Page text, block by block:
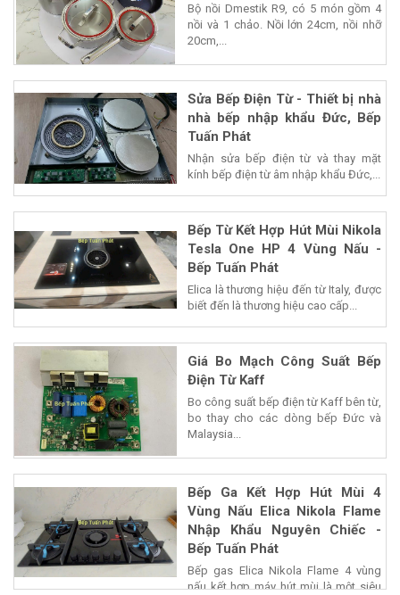
Bộ nồi Dmestik R9, có 5 món gồm 4
nồi và 1 chảo. Nồi lớn 24cm, nồi nhỡ
20cm,...
Sửa Bếp Điện Từ - Thiết bị nhà
nhà bếp nhập khẩu Đức, Bếp
Tuấn Phát
Nhận sửa bếp điện từ và thay mặt
kính bếp điện từ âm nhập khẩu Đức,...
Bếp Từ Kết Hợp Hút Mùi Nikola
Tesla One HP 4 Vùng Nấu -
Bếp Tuấn Phát
Elica là thương hiệu đến từ Italy, được
biết đến là thương hiệu cao cấp...
Giá Bo Mạch Công Suất Bếp
Điện Từ Kaff
Bo công suất bếp điện từ Kaff bên từ,
bo thay cho các dòng bếp Đức và
Malaysia...
Bếp Ga Kết Hợp Hút Mùi 4
Vùng Nấu Elica Nikola Flame
Nhập Khẩu Nguyên Chiếc -
Bếp Tuấn Phát
Bếp gas Elica Nikola Flame 4 vùng
nấu kết hợp máy hút mùi là một siêu